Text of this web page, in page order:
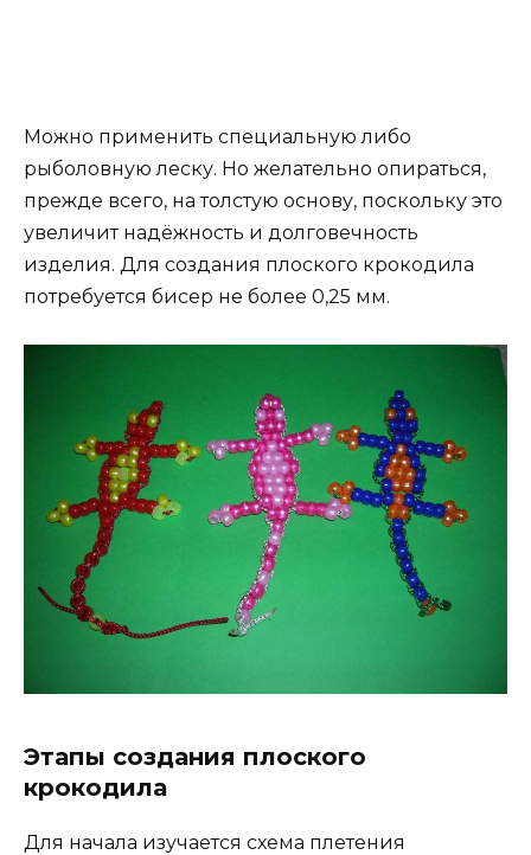
Можно применить специальную либо
рыболовную леску. Но желательно опираться,
прежде всего, на толстую основу, поскольку это
увеличит надёжность и долговечность
изделия. Для создания плоского крокодила
потребуется бисер не более 0,25 мм.
Этапы создания плоского
крокодила
Для начала изучается схема плетения